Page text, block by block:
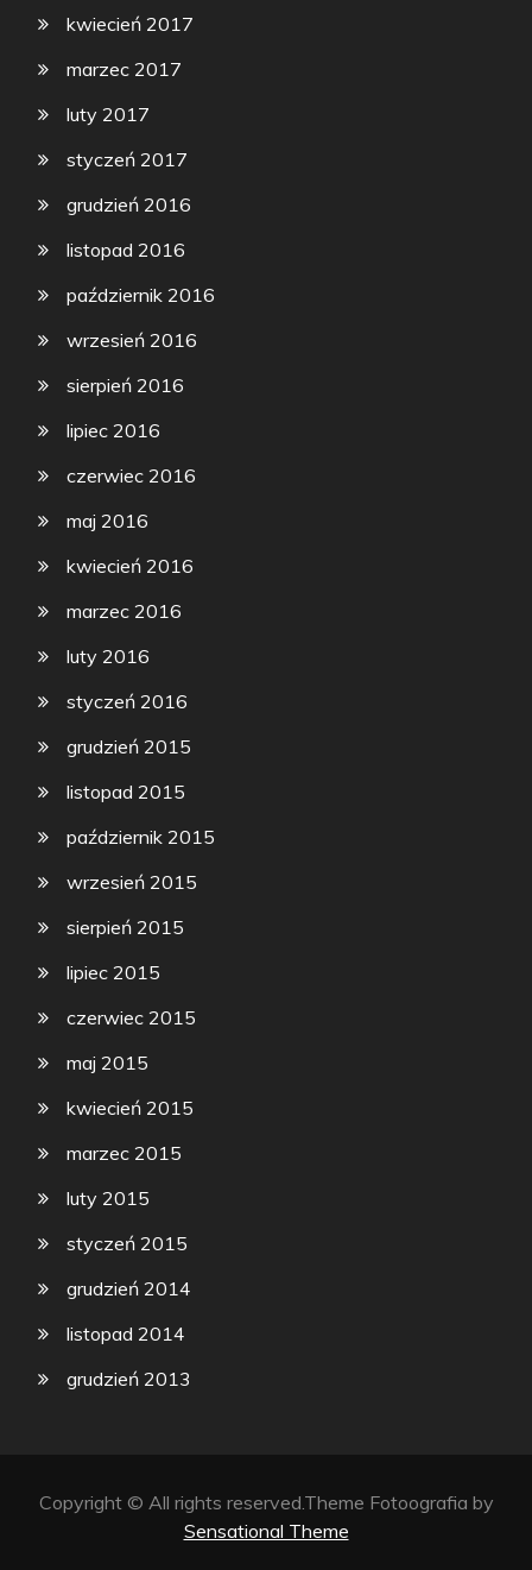
kwiecień 2017
marzec 2017
luty 2017
styczeń 2017
grudzień 2016
listopad 2016
październik 2016
wrzesień 2016
sierpień 2016
lipiec 2016
czerwiec 2016
maj 2016
kwiecień 2016
marzec 2016
luty 2016
styczeń 2016
grudzień 2015
listopad 2015
październik 2015
wrzesień 2015
sierpień 2015
lipiec 2015
czerwiec 2015
maj 2015
kwiecień 2015
marzec 2015
luty 2015
styczeń 2015
grudzień 2014
listopad 2014
grudzień 2013
Copyright © All rights reserved.Theme Fotoografia by
Sensational Theme